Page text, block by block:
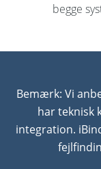
begge
Bemærk: Vi
har teknisk
integration.